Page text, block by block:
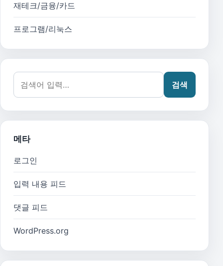
재테크/금융/카드
프로그램/리눅스
검색어:
검색
메타
로그인
입력 내용 피드
댓글 피드
WordPress.org